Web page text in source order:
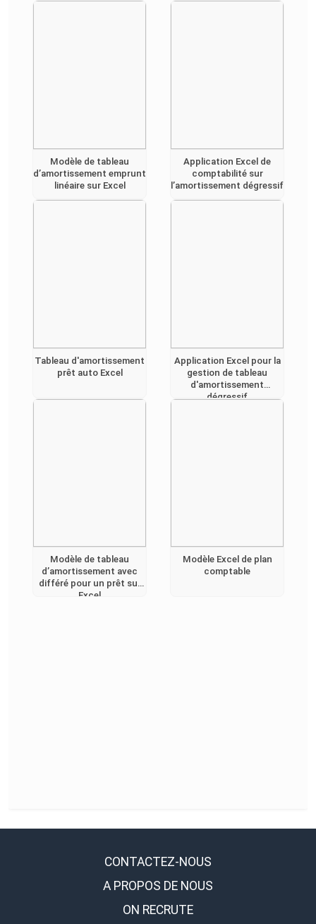
Modèle de tableau
d’amortissement emprunt
linéaire sur Excel
Application Excel de
comptabilité sur
l’amortissement dégressif
Tableau d'amortissement
prêt auto Excel
Application Excel pour la
gestion de tableau
d'amortissement
dégressif
Modèle de tableau
d’amortissement avec
différé pour un prêt sur
Excel
Modèle Excel de plan
comptable
CONTACTEZ-NOUS
A PROPOS DE NOUS
ON RECRUTE